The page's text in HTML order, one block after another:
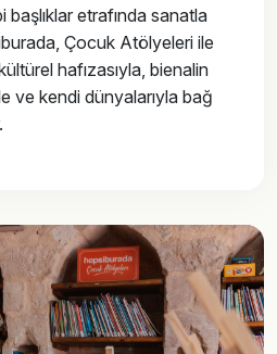
etrafında sanatla
Çocuk Atölyeleri ile
hafızasıyla, bienalin
ve kendi dünyalarıyla bağ